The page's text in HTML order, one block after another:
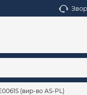
(вир-во AS-PL)